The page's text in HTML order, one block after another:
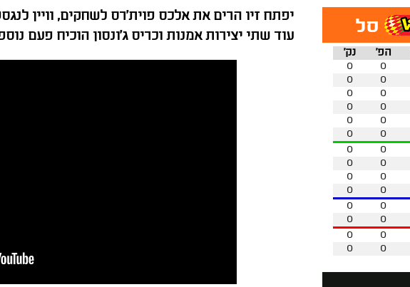
יפתח זיו הרים את אלכס פוית'רס לשחקים, וויין
עוד שתי יצירות אמנות וכריס ג'ונסון הוכיח פעם
סל
נק' הפ'
0
0
0
0
0
0
0
0
0
0
0
0
0
0
0
0
0
0
0
0
0
0
0
0
0
0
0
0